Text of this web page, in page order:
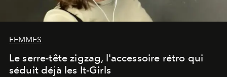
FEMMES
Le serre-tête zigzag, l'accessoire rétro qui
séduit déjà les It-Girls